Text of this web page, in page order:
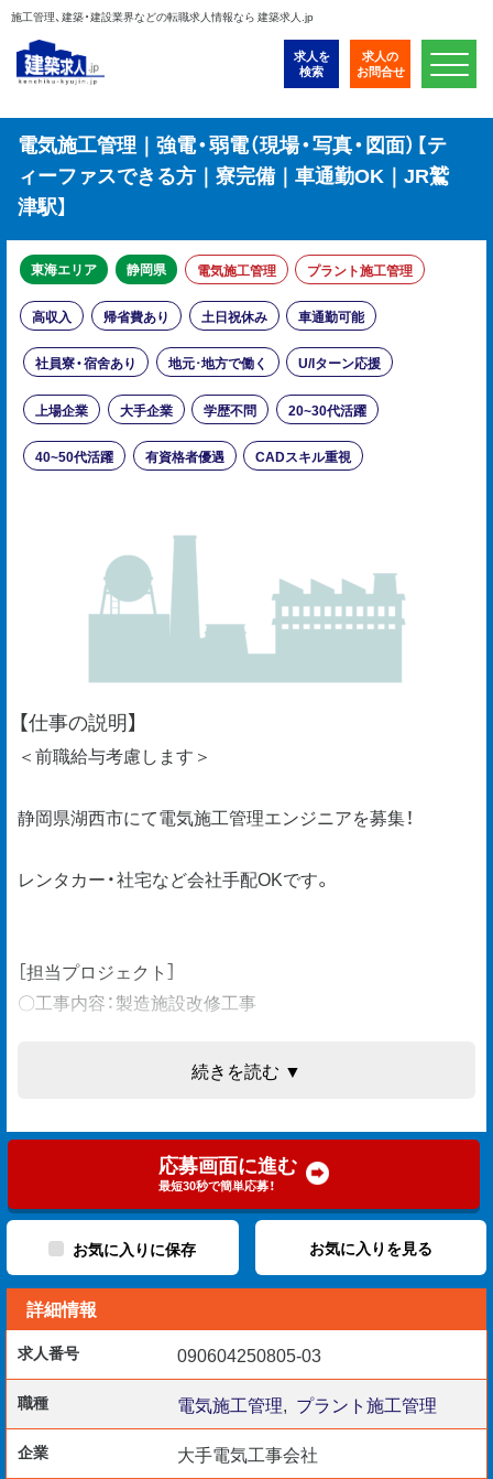
施工管理、建築・建設業界などの転職求人情報なら 建築求人.jp
求人を
検索
求人の
お問合せ
電気施工管理｜強電・弱電（現場・写真・図面）【テ
ィーファスできる方｜寮完備｜車通勤OK｜JR鷲
津駅】
東海エリア 静岡県 電気施工管理 プラント施工管理
高収入 帰省費あり 土日祝休み 車通勤可能
社員寮・宿舍あり 地元･地方で働く U/Iターン応援
上場企業 大手企業 学歴不問 20~30代活躍
40~50代活躍 有資格者優遇 CADスキル重視
【仕事の説明】
＜前職給与考慮します＞
静岡県湖西市にて電気施工管理エンジニアを募集！
レンタカー・社宅など会社手配OKです。
［担当プロジェクト］
〇工事内容：製造施設改修工事
〇写真管理
〇書類作成
〇施工図修正
〇4年以上の現場監督経験
〇PC操作：Excel・Word
〇CADスキル：Tfas
続きを読む ▼
応募画面に進む
最短30秒で簡単応募！
お気に入りに保存 お気に入りを見る
詳細情報
求人番号 090604250805-03
職種 電気施工管理, プラント施工管理
企業 大手電気工事会社